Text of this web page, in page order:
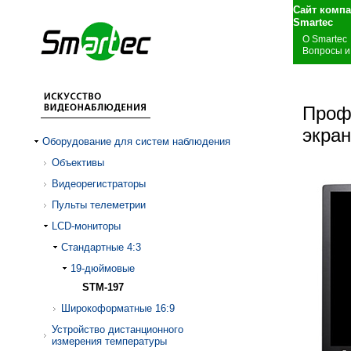
Сайт
О Smartec
Вопросы
Оборудование для систем наблюдения
Объективы
Видеорегистраторы
Пульты телеметрии
LCD-мониторы
Стандартные 4:3
19-дюймовые
STM-197
Широкоформатные 16:9
Устройство дистанционного
измерения температуры